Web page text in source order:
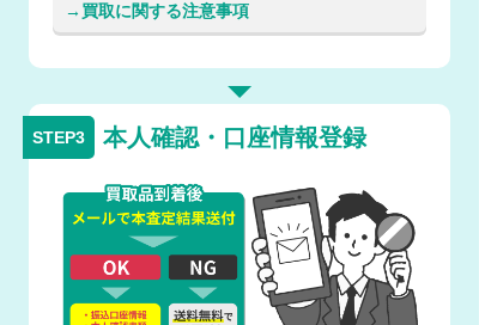
買取に関する注意事項
本人確認・口座情報登録